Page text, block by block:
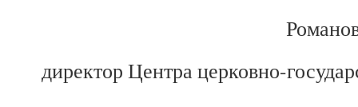
директор Центра церковно-